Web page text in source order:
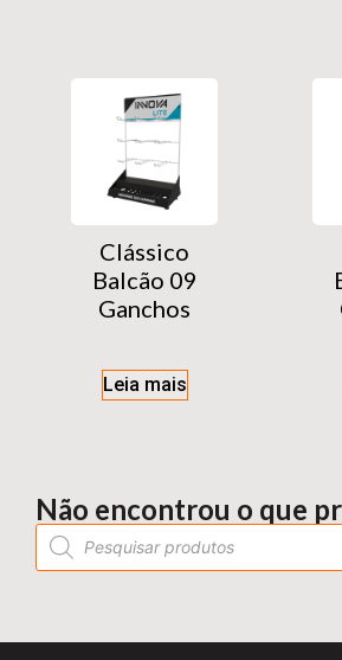
Clássico
Balcão 09
Ganchos
Leia mais
Não encontrou o que